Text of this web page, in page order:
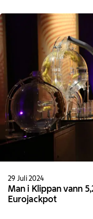
29 Juli 2024
Man i Klippan vann
Eurojackpot